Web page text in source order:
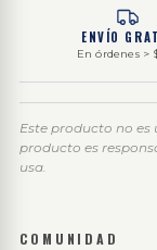
ENVÍO
En órdenes >
Este producto no
producto es
usa.
COMUNIDAD